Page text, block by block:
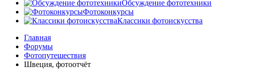
Обсуждение фототехники
Фотоконкурсы
Классики фотоискусства
Главная
Форумы
Фотопутешествия
Швеция, фотоотчёт